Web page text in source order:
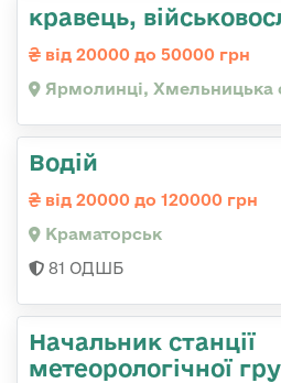
кравець,
від 20000 до 50000 грн
Ярмолинці, Хмельницька
Водій
від 20000 до 120000 грн
Краматорськ
81 ОДШБ
Начальник станції
метеорологічної